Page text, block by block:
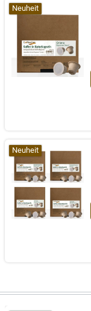
Neuheit
Neuheit